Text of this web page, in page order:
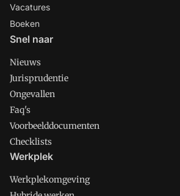
Vacatures
Boeken
Snel naar
Nieuws
Jurisprudentie
Ongevallen
Faq's
Voorbeelddocumenten
Checklists
Werkplek
Werkplekomgeving